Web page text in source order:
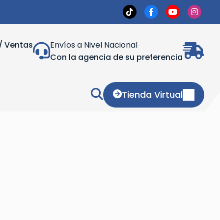
Ventas
Envíos a Nivel Nacional
Con la agencia de su preferencia
Tienda Virtual